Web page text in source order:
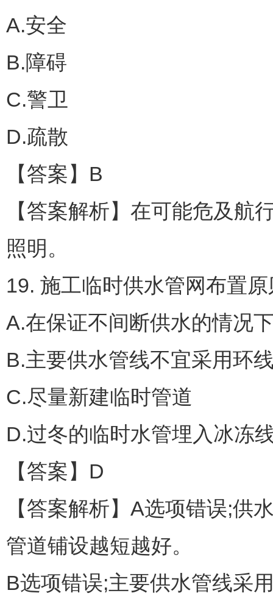
A.安全
B.障碍
C.警卫
D.疏散
【答案】B
【答案解析】在可能危及航
照明。
19. 施工临时供水管网布置
A.在保证不间断供水的情况
B.主要供水管线不宜采用环
C.尽量新建临时管道
D.过冬的临时水管埋入冰冻
【答案】D
【答案解析】A选项错误;供
管道铺设越短越好。
B选项错误;主要供水管线采